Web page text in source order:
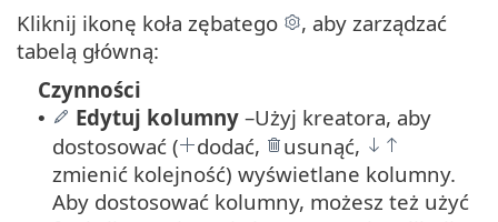
Kliknij ikonę koła zębatego
, aby zarządzać
tabelą główną:
Czynności
• Edytuj kolumny –Użyj kreatora, aby
dostosować (
dodać,
usunąć,
zmienić kolejność) wyświetlane kolumny.
Aby dostosować kolumny, możesz też użyć